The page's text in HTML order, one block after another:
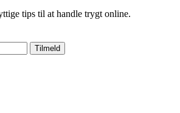
tips til at handle trygt online.
Tilmeld